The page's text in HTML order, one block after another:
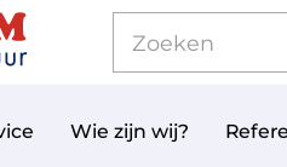
Wie zijn wij?